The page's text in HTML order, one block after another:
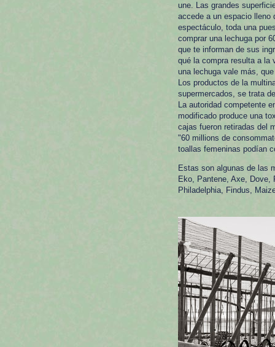
une. Las grandes
accede a un espacio lleno
espectáculo, toda una
comprar una lechuga por
que te informan de sus
qué la compra resulta a la
una lechuga vale más,
Los productos de la
supermercados, se trata
La autoridad competente
modificado produce una
cajas fueron retiradas del
"60 millions de
toallas femeninas podían
Estas son algunas de las
Eko, Pantene, Axe,
Philadelphia, Findus,